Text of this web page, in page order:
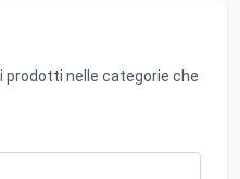
prodotti nelle categorie che